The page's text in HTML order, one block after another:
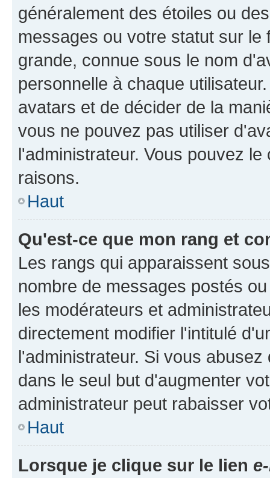
généralement des étoiles ou
messages ou votre statut sur
grande, connue sous le nom
personnelle à chaque
avatars et de décider de la
vous ne pouvez pas utiliser
l'administrateur. Vous pouvez
raisons.
Haut
Qu'est-ce que mon rang et
Les rangs qui apparaissent
nombre de messages postés
les modérateurs et
directement modifier l'intitulé
l'administrateur. Si vous
dans le seul but d'augmenter
administrateur peut rabaisser
Haut
Lorsque je clique sur le lien